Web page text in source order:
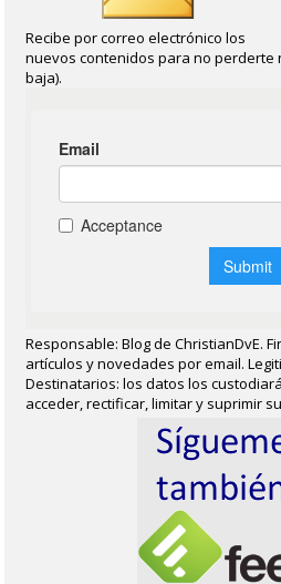
Recibe por correo electrónico los
nuevos contenidos para no perderte
baja).
Responsable: Blog de ChristianDvE.
artículos y novedades por email.
Destinatarios: los datos los
acceder, rectificar, limitar y suprimir